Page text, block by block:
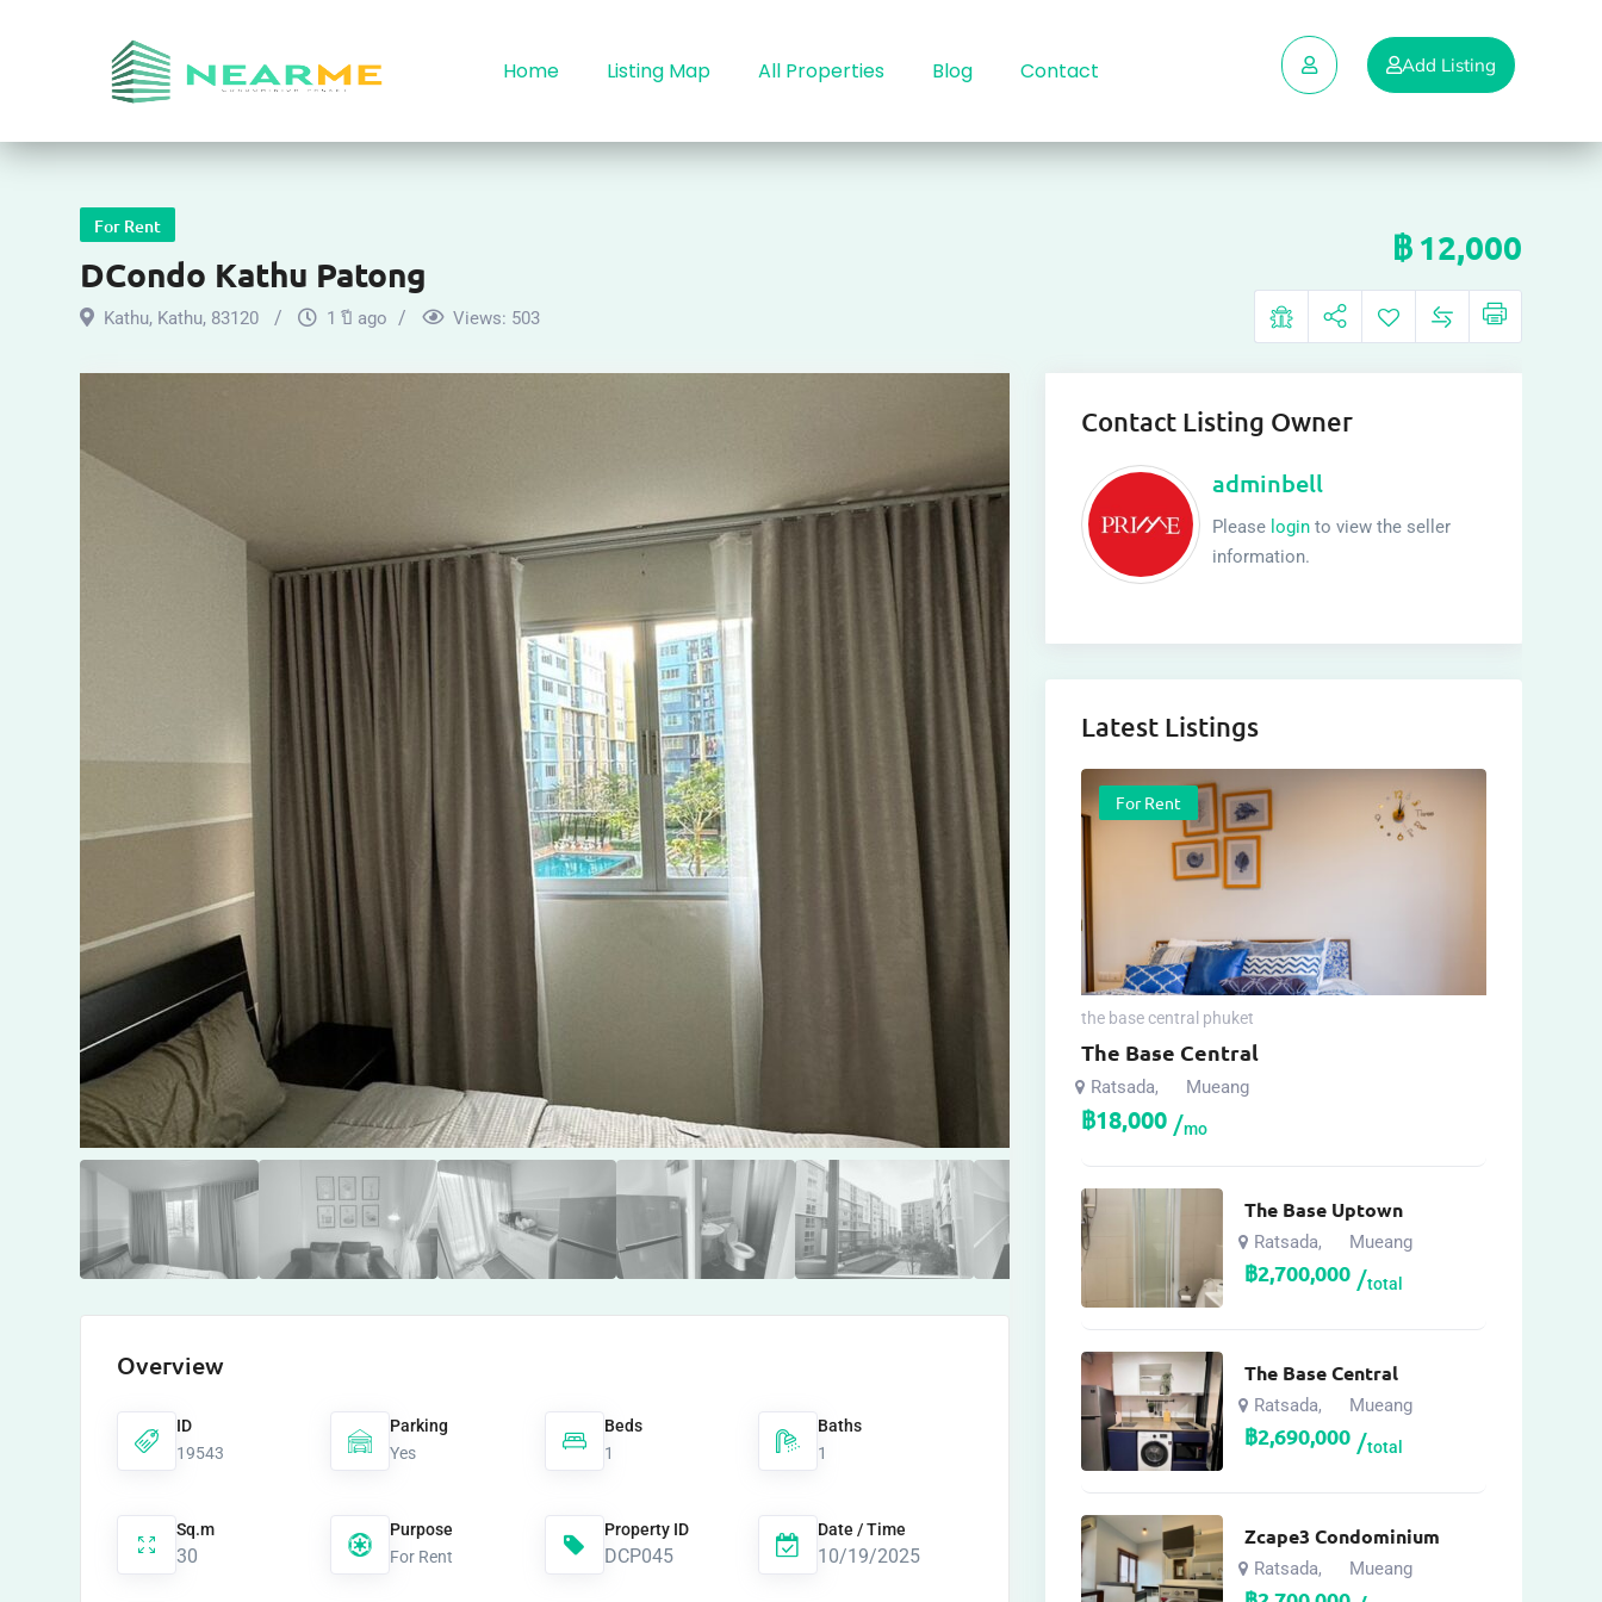
Home Listing Map All Properties Blog Contact Add Listing
For Rent
DCondo Kathu Patong
Kathu, Kathu, 83120 1 ปี ago Views: 503
฿ 12,000
Overview
ID
19543
Parking
Yes
Beds
1
Baths
1
Sq.m
30
Purpose
For Rent
Property ID
DCP045
Date / Time
10/19/2025
Contact Listing Owner
adminbell
Please loginto view the seller
information.
Latest Listings
For Rent
the base central phuket
The Base Central
Ratsada, Mueang
฿18,000 mo
The Base Uptown
Ratsada, Mueang
฿2,700,000 total
The Base Central
Ratsada, Mueang
฿2,690,000 total
Zcape3 Condominium
Ratsada, Mueang